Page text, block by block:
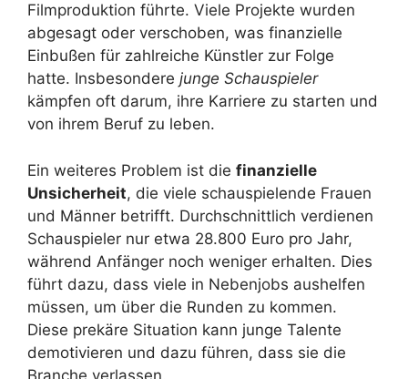
Filmproduktion führte. Viele Projekte wurden
abgesagt oder verschoben, was finanzielle
Einbußen für zahlreiche Künstler zur Folge
hatte. Insbesondere junge Schauspieler
kämpfen oft darum, ihre Karriere zu starten und
von ihrem Beruf zu leben.
Ein weiteres Problem ist die finanzielle
Unsicherheit, die viele schauspielende Frauen
und Männer betrifft. Durchschnittlich verdienen
Schauspieler nur etwa 28.800 Euro pro Jahr,
während Anfänger noch weniger erhalten. Dies
führt dazu, dass viele in Nebenjobs aushelfen
müssen, um über die Runden zu kommen.
Diese prekäre Situation kann junge Talente
demotivieren und dazu führen, dass sie die
Branche verlassen.